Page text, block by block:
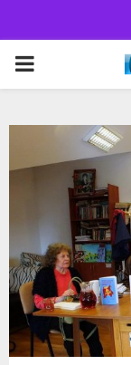
PRIMARY